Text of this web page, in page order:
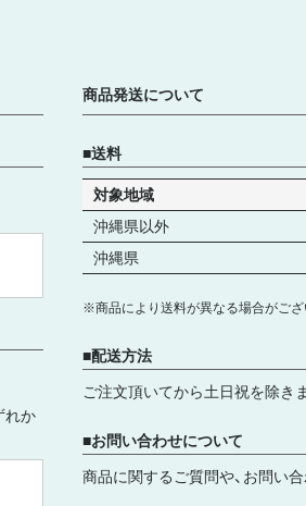
れか
商品発送について
送料
対象地域
沖縄県以外
沖縄県
※商品により送料が異なる場合がござ
配送方法
ご注文頂いてから土日祝を除き
お問い合わせについて
商品に関するご質問や、お問い